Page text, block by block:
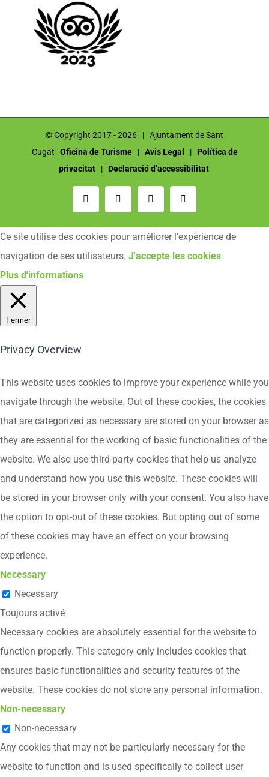
© Copyright 2017 -2026 | Ajuntament de Sant
Cugat Oficina de Turisme| Avis Legal | Política de
privacitat| Declaració d’accessibilitat
Email InstagramFacebookYouTube
Ce site utilise des cookies pour améliorer l'expérience de
navigation de ses utilisateurs. J'accepte les cookies
Plus d'informations
Fermer
Privacy Overview
This website uses cookies to improve your experience while you
navigate through the website. Out of these cookies, the cookies
that are categorized as necessary are stored on your browser as
they are essential for the working of basic functionalities of the
website. We also use third-party cookies that help us analyze
and understand how you use this website. These cookies will
be stored in your browser only with your consent. You also have
the option to opt-out of these cookies. But opting out of some
of these cookies may have an effect on your browsing
experience.
Necessary
Necessary
Toujours activé
Necessary cookies are absolutely essential for the website to
function properly. This category only includes cookies that
ensures basic functionalities and security features of the
website. These cookies do not store any personal information.
Non-necessary
Non-necessary
Any cookies that may not be particularly necessary for the
website to function and is used specifically to collect user